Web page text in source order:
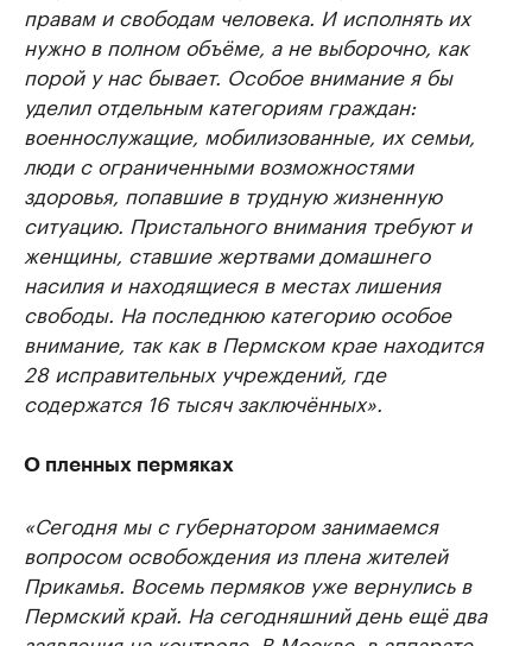
правам и свободам человека. И исполнять их
нужно в полном объёме, а не выборочно, как
порой у нас бывает. Особое внимание я бы
уделил отдельным категориям граждан:
военнослужащие, мобилизованные, их семьи,
люди с ограниченными возможностями
здоровья, попавшие в трудную жизненную
ситуацию. Пристального внимания требуют и
женщины, ставшие жертвами домашнего
насилия и находящиеся в местах лишения
свободы. На последнюю категорию особое
внимание, так как в Пермском крае находится
28 исправительных учреждений, где
содержатся 16 тысяч заключённых».
О пленных пермяках
«Сегодня мы с губернатором занимаемся
вопросом освобождения из плена жителей
Прикамья. Восемь пермяков уже вернулись в
Пермский край. На сегодняшний день ещё два